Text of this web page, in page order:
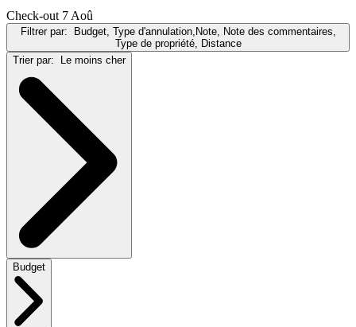
Check-out 7 Aoû
Filtrer par: Budget, Type d'annulation,Note, Note des commentaires,
Type de propriété, Distance
Trier par: Le moins cher
Budget